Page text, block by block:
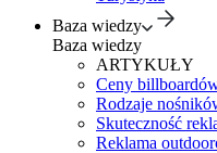
Baza wiedzy
Baza wiedzy
ARTYKUŁY
Ceny
Rodzaje
Skuteczność
Reklama